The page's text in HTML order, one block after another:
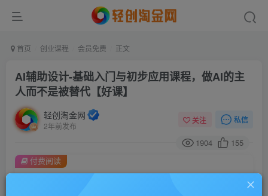
首页 创业课程 会员免费 正文
AI辅助设计-基础入门与初步应用课程，做AI的主
人而不是被替代【好课】
轻创淘金网
2年前发布
关注 私信
1904 155
付费阅读